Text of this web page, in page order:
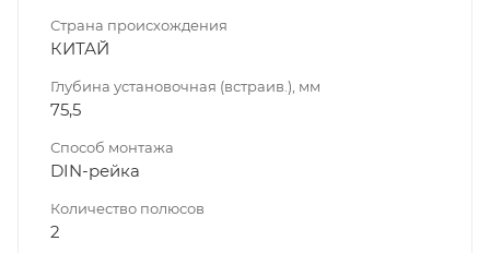
Страна происхождения
КИТАЙ
Глубина установочная (встраив.), мм
75,5
Способ монтажа
DIN-рейка
Количество полюсов
2